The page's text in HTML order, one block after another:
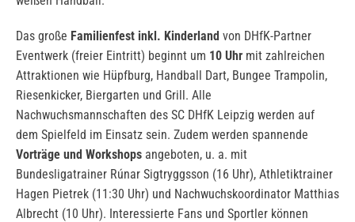
Das große Familienfest inkl. Kinderland von DHfK-Partner
Eventwerk (freier Eintritt) beginnt um 10 Uhr mit zahlreichen
Attraktionen wie Hüpfburg, Handball Dart, Bungee Trampolin,
Riesenkicker, Biergarten und Grill. Alle
Nachwuchsmannschaften des SC DHfK Leipzig werden auf
dem Spielfeld im Einsatz sein. Zudem werden spannende
Vorträge und Workshops angeboten, u. a. mit
Bundesligatrainer Rúnar Sigtryggsson (16 Uhr), Athletiktrainer
Hagen Pietrek (11:30 Uhr) und Nachwuchskoordinator Matthias
Albrecht (10 Uhr). Interessierte Fans und Sportler können